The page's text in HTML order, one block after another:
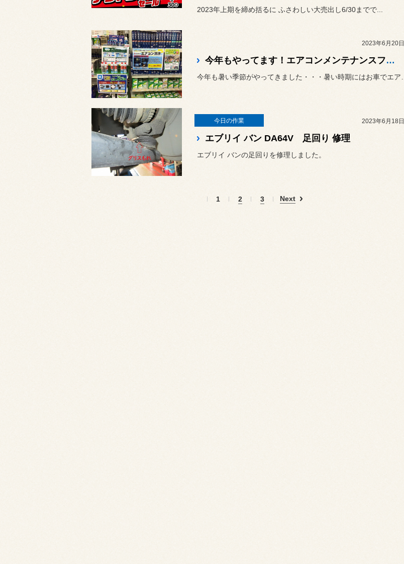
2023年上期を締め括るに ふさわしい大売出し6/30までで...
2023年6月20日
今年もやってます！エアコンメンテナンスフェア！
今日の作業 2023年6月18日
エブリイ バン DA64V 足回り 修理
エブリイ バンの足回りを修理しました。
1 2 3 Next